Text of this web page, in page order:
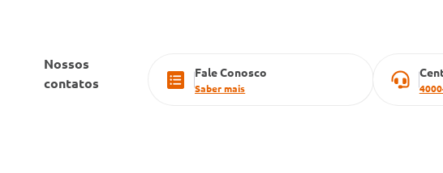
Nossos
contatos
Fale Conosco
Saber mais